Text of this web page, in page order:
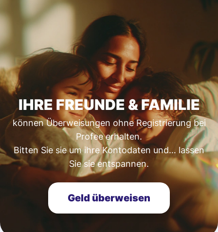
IHRE FREUNDE & FAMILIE
können Überweisungen ohne Registrierung bei
Profee erhalten.
Bitten Sie sie um ihre Kontodaten und… lassen
Sie sie entspannen.
Geld überweisen